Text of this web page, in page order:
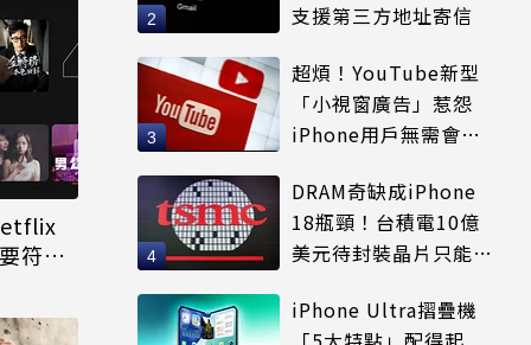
符合
支援第三方地址寄信
超煩！YouTube新型
「小視窗廣告」惹怨
iPhone用戶無需會員
DRAM奇缺成iPhone
18瓶頸！台積電10億
美元待封裝晶片只能枯
iPhone Ultra摺疊機